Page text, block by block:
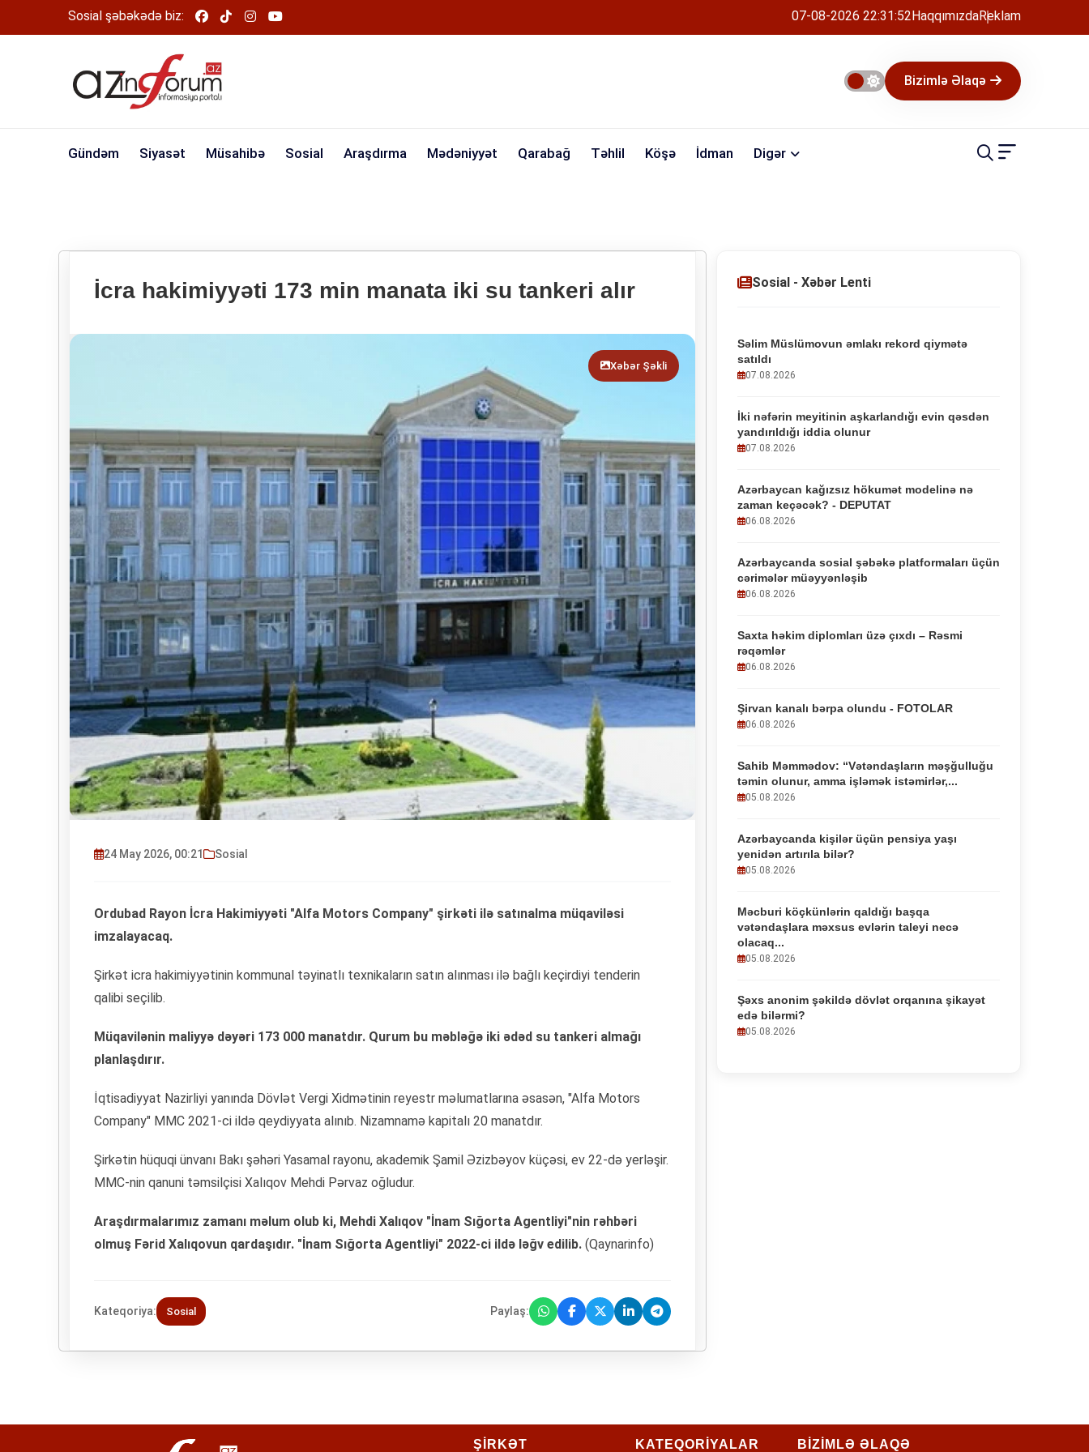
Sosial şəbəkədə biz: 07-08-2026 22:31:52HaqqımızdaReklam
Bizimlə Əlaqə
Gündəm Siyasət Müsahibə Sosial Araşdırma Mədəniyyət Qarabağ Təhlil Köşə İdman Digər
İcra hakimiyyəti 173 min manata iki su tankeri alır
Xəbər Şəkli
24 May 2026, 00:21 Sosial
Ordubad Rayon İcra Hakimiyyəti "Alfa Motors Company" şirkəti ilə satınalma müqaviləsi
imzalayacaq.
Şirkət icra hakimiyyətinin kommunal təyinatlı texnikaların satın alınması ilə bağlı keçirdiyi tenderin
qalibi seçilib.
Müqavilənin maliyyə dəyəri 173 000 manatdır. Qurum bu məbləğə iki ədəd su tankeri almağı
planlaşdırır.
İqtisadiyyat Nazirliyi yanında Dövlət Vergi Xidmətinin reyestr məlumatlarına əsasən, "Alfa Motors
Company" MMC 2021-ci ildə qeydiyyata alınıb. Nizamnamə kapitalı 20 manatdır.
Şirkətin hüquqi ünvanı Bakı şəhəri Yasamal rayonu, akademik Şamil Əzizbəyov küçəsi, ev 22-də yerləşir.
MMC-nin qanuni təmsilçisi Xalıqov Mehdi Pərvaz oğludur.
Araşdırmalarımız zamanı məlum olub ki, Mehdi Xalıqov "İnam Sığorta Agentliyi"nin rəhbəri
olmuş Fərid Xalıqovun qardaşıdır. "İnam Sığorta Agentliyi" 2022-ci ildə ləğv edilib. (Qaynarinfo)
Kateqoriya: Sosial Paylaş:
Sosial - Xəbər Lenti
Səlim Müslümovun əmlakı rekord qiymətə
satıldı
07.08.2026
İki nəfərin meyitinin aşkarlandığı evin qəsdən
yandırıldığı iddia olunur
07.08.2026
Azərbaycan kağızsız hökumət modelinə nə
zaman keçəcək? - DEPUTAT
06.08.2026
Azərbaycanda sosial şəbəkə platformaları üçün
cərimələr müəyyənləşib
06.08.2026
Saxta həkim diplomları üzə çıxdı – Rəsmi
rəqəmlər
06.08.2026
Şirvan kanalı bərpa olundu - FOTOLAR
06.08.2026
Sahib Məmmədov: “Vətəndaşların məşğulluğu
təmin olunur, amma işləmək istəmirlər,...
05.08.2026
Azərbaycanda kişilər üçün pensiya yaşı
yenidən artırıla bilər?
05.08.2026
Məcburi köçkünlərin qaldığı başqa
vətəndaşlara məxsus evlərin taleyi necə
olacaq...
05.08.2026
Şəxs anonim şəkildə dövlət orqanına şikayət
edə bilərmi?
05.08.2026
ŞİRKƏT KATEQORİYALAR BİZİMLƏ ƏLAQƏ